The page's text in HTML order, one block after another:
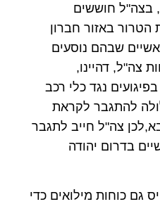
בצה"ל חוששים
באזור חברון
שבהם נוסעים
צה"ל, דהיינו,
נגד כלי רכב
להתגבר לקראת
צה"ל חייב לתגבר
בדרום יהודה
גם כוחות מילואים כדי